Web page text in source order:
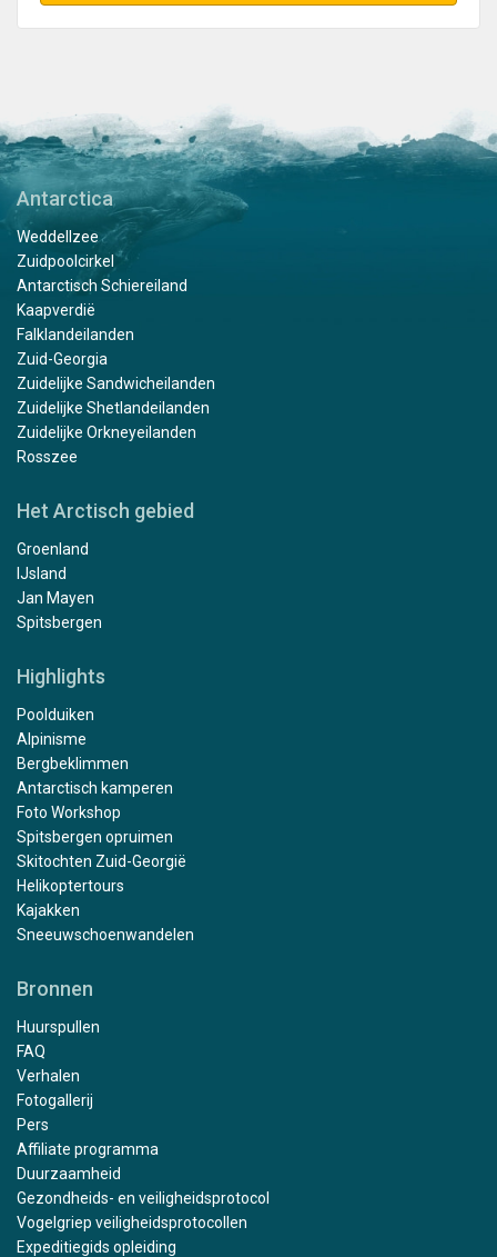
Antarctica
Weddellzee
Zuidpoolcirkel
Antarctisch Schiereiland
Kaapverdië
Falklandeilanden
Zuid-Georgia
Zuidelijke Sandwicheilanden
Zuidelijke Shetlandeilanden
Zuidelijke Orkneyeilanden
Rosszee
Het Arctisch gebied
Groenland
IJsland
Jan Mayen
Spitsbergen
Highlights
Poolduiken
Alpinisme
Bergbeklimmen
Antarctisch kamperen
Foto Workshop
Spitsbergen opruimen
Skitochten Zuid-Georgië
Helikoptertours
Kajakken
Sneeuwschoenwandelen
Bronnen
Huurspullen
FAQ
Verhalen
Fotogallerij
Pers
Affiliate programma
Duurzaamheid
Gezondheids- en veiligheidsprotocol
Vogelgriep veiligheidsprotocollen
Expeditiegids opleiding